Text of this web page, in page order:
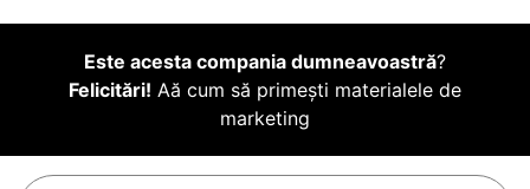
Este acesta compania dumneavoastră?
Felicitări! Aă cum să primești materialele de
marketing